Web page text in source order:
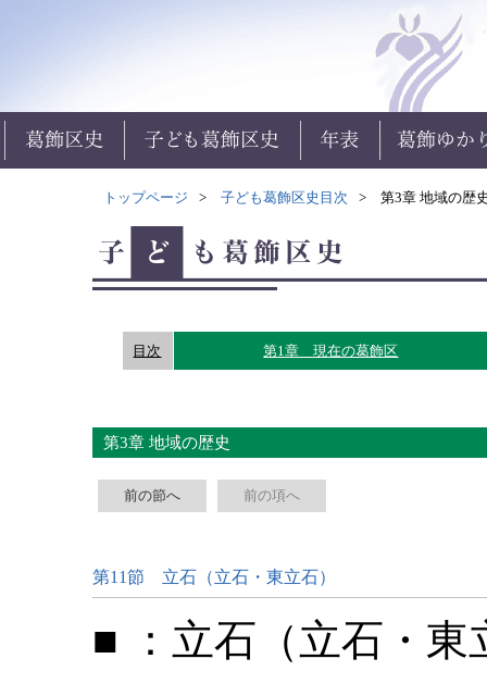
トップページ 子ども葛飾区史目次 第3章 地域の歴
目次 第1章 現在の葛飾区
第3章 地域の歴史
前の節へ 前の項へ
第11節 立石（立石・東立石）
■ ：立石（立石・東